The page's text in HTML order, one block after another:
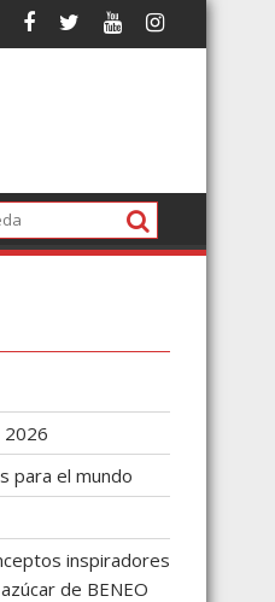
2026
para el mundo
inspiradores
de BENEO